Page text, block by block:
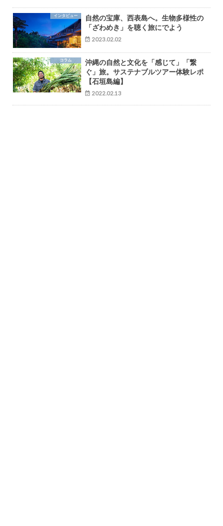
インタビュー
自然の宝庫、西表島へ。生物多様性の
「ざわめき」を聴く旅にでよう
2023.02.02
コラム
沖縄の自然と文化を「感じて」「繋
ぐ」旅。サステナブルツアー体験レポ
【石垣島編】
2022.02.13